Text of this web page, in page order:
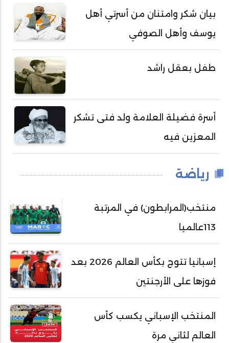
بيان شكر وامتنان من أسرتي أهل
يوسف وأهل الصوفي
طفل بعقل راشد
أسرة فضيلة العلامة ولد فتى تشكر
المعزين فيه
رياضة
منتخب(المرابطون) في المرتبة
113عالميا
إسبانيا تتوج بكأس العالم 2026 بعد
فوزها على الأرجنتين
المنتخب الإسباني يكسب كأس
العالم لثاني مرة